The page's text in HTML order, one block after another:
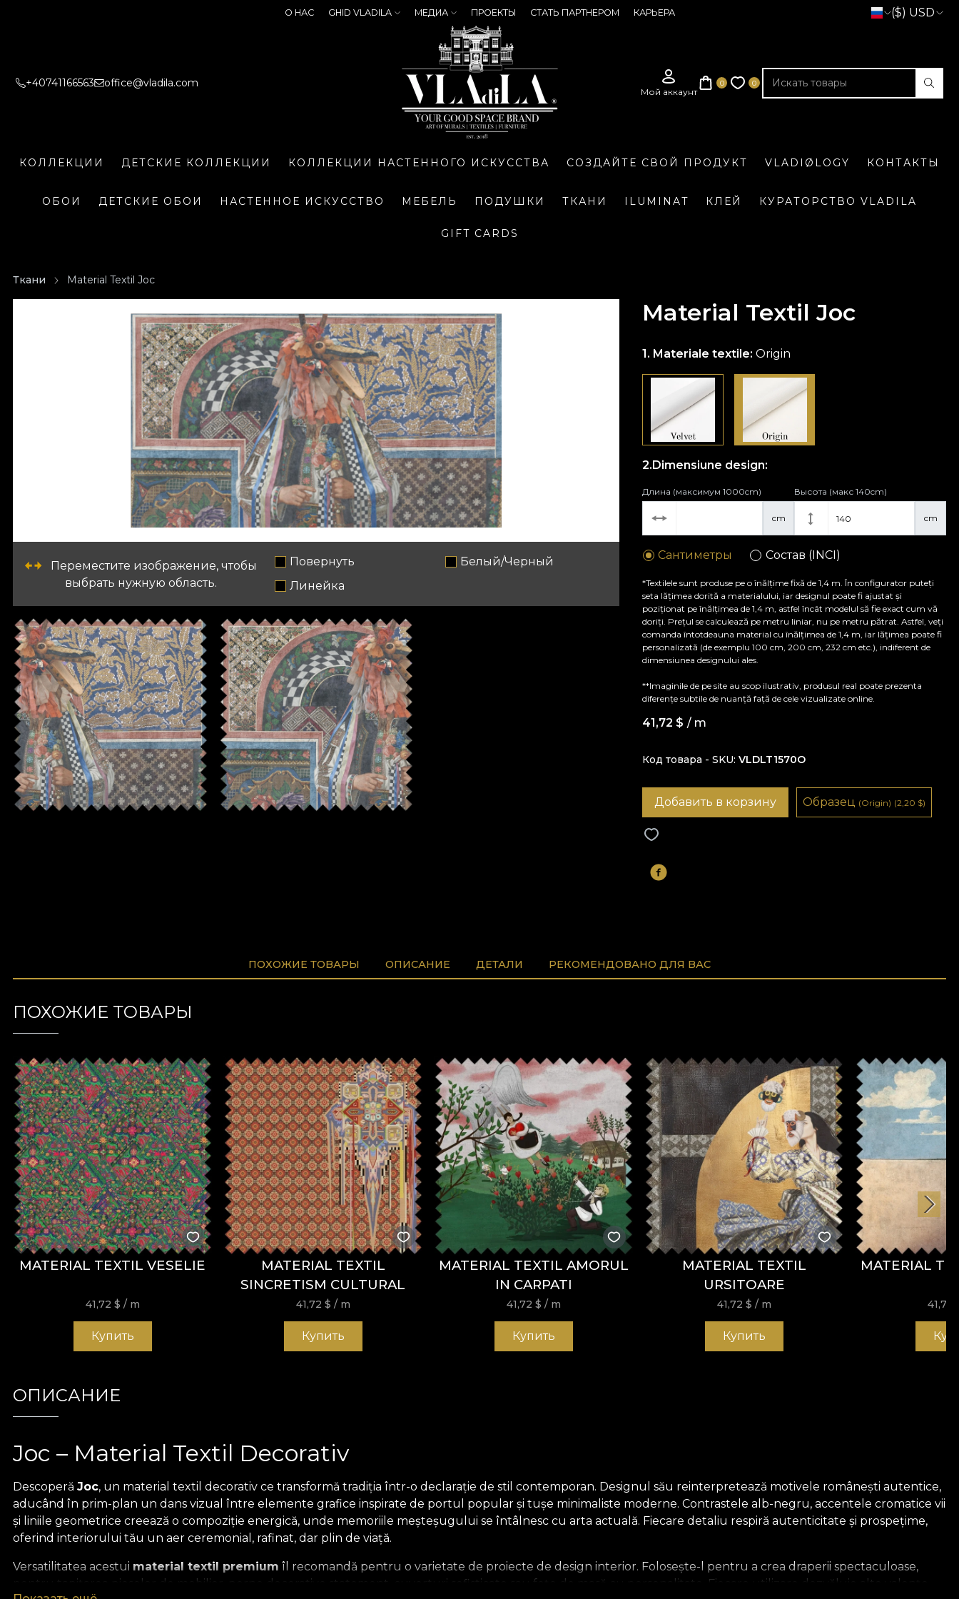
О НАС GHID VLADILA МЕДИА ПРОЕКТЫ СТАТЬ ПАРТНЕРОМ КАРЬЕРА ($) USD
+40741166563 office@vladila.com
КОЛЛЕКЦИИ ДЕТСКИЕ КОЛЛЕКЦИИ КОЛЛЕКЦИИ НАСТЕННОГО ИСКУССТВА СОЗДАЙТЕ СВОЙ ПРОДУКТ VLADIØLOGY КОНТАКТЫ
ОБОИ ДЕТСКИЕ ОБОИ НАСТЕННОЕ ИСКУССТВО МЕБЕЛЬ ПОДУШКИ ТКАНИ ILUMINAT КЛЕЙ КУРАТОРСТВО VLADILA
GIFT CARDS
Ткани Material Textil Joc
Переместите изображение, чтобы
выбрать нужную область.
Повернуть
Белый/Черный
Линейка
Material Textil Joc
Materiale textile:Origin
Dimensiune design:
cm
Длина (максимум 1000cm)
cm
Высота (макс 140cm)
Сантиметры Состав (INCI)
*Textilele sunt produse pe o înălțime fixă de 1,4 m. În configurator puteți
seta lățimea dorită a materialului, iar designul poate fi ajustat și
poziționat pe înălțimea de 1,4 m, astfel încât modelul să fie exact cum vă
doriți. Prețul se calculează pe metru liniar, nu pe metru pătrat. Astfel, veți
comanda întotdeauna material cu înălțimea de 1,4 m, iar lățimea poate fi
personalizată (de exemplu 100 cm, 200 cm, 232 cm etc.), indiferent de
dimensiunea designului ales.
**Imaginile de pe site au scop ilustrativ, produsul real poate prezenta
diferențe subtile de nuanță față de cele vizualizate online.
41,72 $ / m
Код товара - SKU VLDLT1570O
Добавить в корзину Образец (Origin) (2,20 $)
ПОХОЖИЕ ТОВАРЫ ОПИСАНИЕ ДЕТАЛИ РЕКОМЕНДОВАНО ДЛЯ ВАС
ПОХОЖИЕ ТОВАРЫ
MATERIAL TEXTIL VESELIE
41,72 $ / m
Купить
MATERIAL TEXTIL
SINCRETISM CULTURAL
41,72 $ / m
Купить
MATERIAL TEXTIL AMORUL
IN CARPATI
41,72 $ / m
Купить
MATERIAL TEXTIL
URSITOARE
41,72 $ / m
Купить
MATERIAL
41,72
ОПИСАНИЕ
Joc – Material Textil Decorativ
Descoperă Joc, un material textil decorativ ce transformă tradiția într-o declarație de stil contemporan. Designul său reinterpretează motivele românești autentice,
aducând în prim-plan un dans vizual între elemente grafice inspirate de portul popular și tușe minimaliste moderne. Contrastele alb-negru, accentele cromatice vii
și liniile geometrice creează o compoziție energică, unde memoriile meșteșugului se întâlnesc cu arta actuală. Fiecare detaliu respiră autenticitate și prospețime,
oferind interiorului tău un aer ceremonial, rafinat, dar plin de viață.
Versatilitatea acestui material textil premium îl recomandă pentru o varietate de proiecte de design interior. Folosește-l pentru a crea draperii spectaculoase,
pentru tapițarea pieselor de mobilier, perne decorative statement, cuverturi sofisticate sau fețe de masă cu personalitate. Fiecare utilizare dezvăluie alte valențe